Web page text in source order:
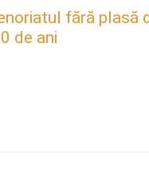
fără plasă
de ani